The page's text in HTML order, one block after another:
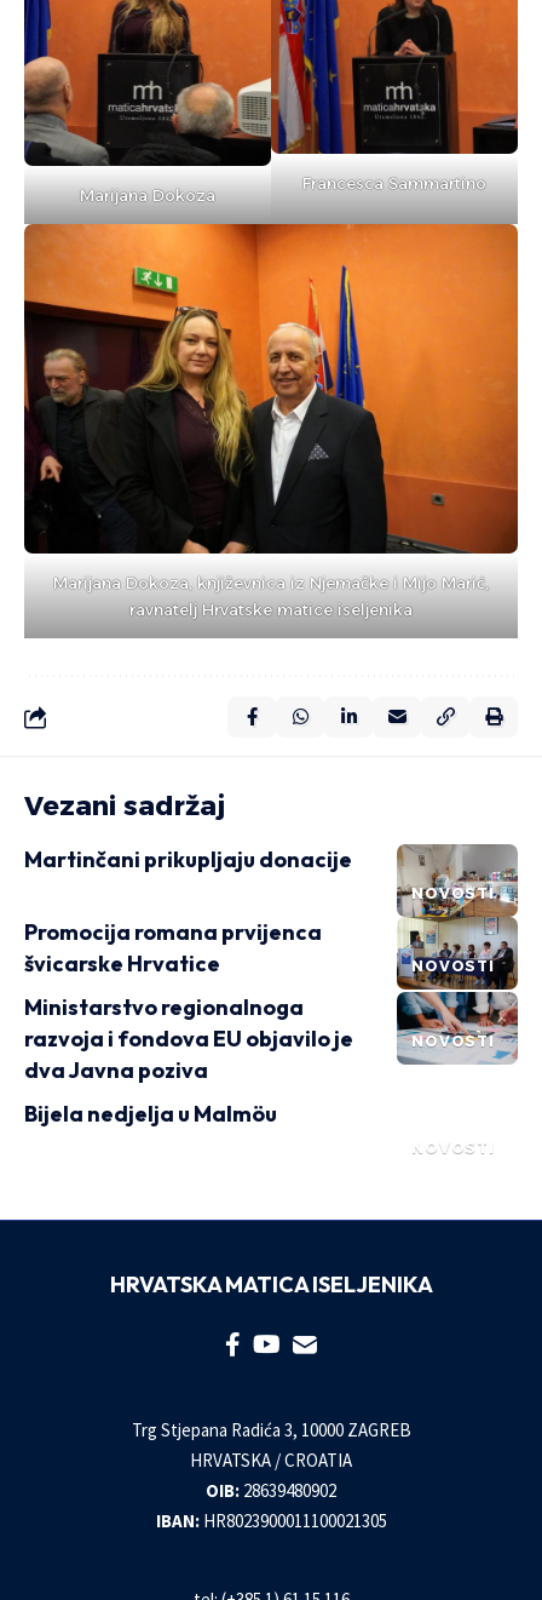
Marijana Dokoza
Francesca Sammartino
Marijana Dokoza, književnica iz Njemačke i Mijo Marić,
ravnatelj Hrvatske matice iseljenika
Vezani sadržaj
NOVOSTI
Martinčani prikupljaju donacije
NOVOSTI
Promocija romana prvijenca
švicarske Hrvatice
NOVOSTI
Ministarstvo regionalnoga
razvoja i fondova EU objavilo je
dva Javna poziva
NOVOSTI
Bijela nedjelja u Malmöu
HRVATSKA MATICA ISELJENIKA
Trg Stjepana Radića 3, 10000 ZAGREB
HRVATSKA / CROATIA
OIB: 28639480902
IBAN: HR8023900011100021305